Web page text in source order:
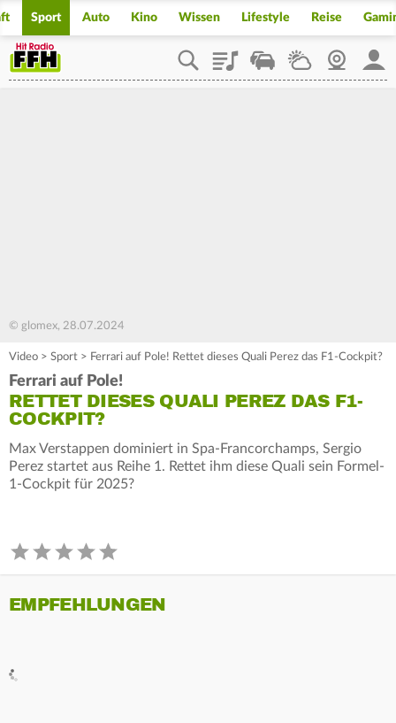
Sport Auto Kino Wissen Lifestyle Reise
PlaylistStaupilotWetterWebcam
© glomex, 28.07.2024
Video > Sport > Ferrari auf Pole! Rettet dieses Quali Perez das F1-Cockpit?
Ferrari auf Pole!
RETTET DIESES QUALI PEREZ DAS F1-
COCKPIT?
Max Verstappen dominiert in Spa-Francorchamps, Sergio
Perez startet aus Reihe 1. Rettet ihm diese Quali sein Formel-
1-Cockpit für 2025?
EMPFEHLUNGEN